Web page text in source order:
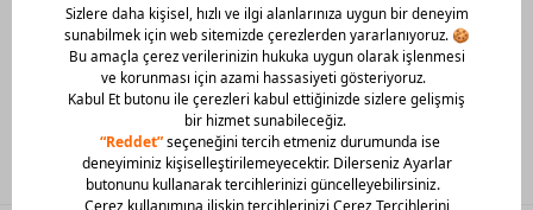
Mobil Uygulamamızı Hemen İndir!